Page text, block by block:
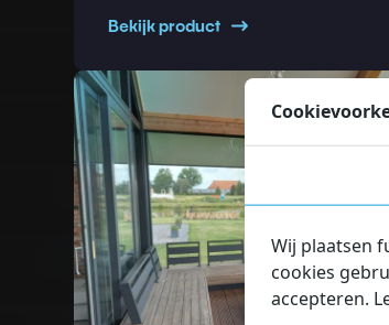
Bekijk product
Read more about Glazen
Wij plaatsen
cookies
accepteren.